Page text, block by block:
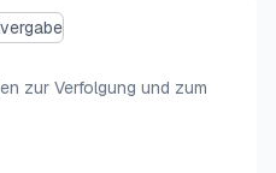
zur Verfolgung und zum